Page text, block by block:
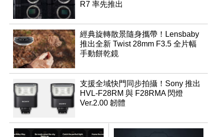
R7 率先推出
經典旋轉散景隨身攜帶！Lensbaby
推出全新 Twist 28mm F3.5 全片幅
手動餅乾鏡
支援全域快門同步拍攝！Sony 推出
HVL-F28RM 與 F28RMA 閃燈
Ver.2.00 韌體